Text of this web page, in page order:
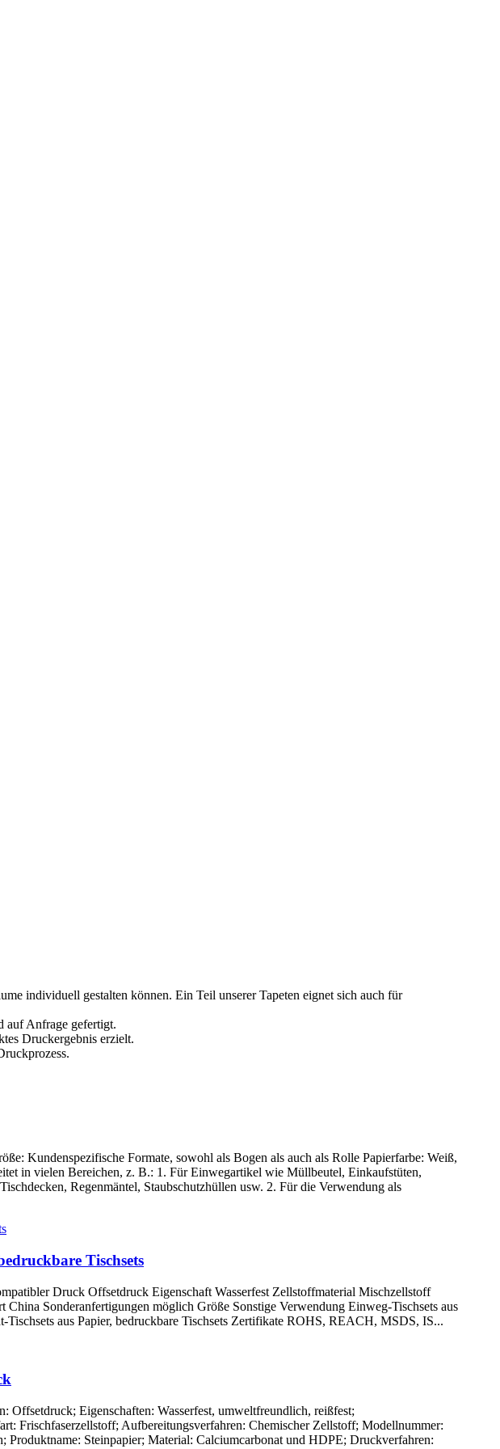
individuell gestalten können. Ein Teil unserer Tapeten eignet sich auch für
auf Anfrage gefertigt.
Druckergebnis erzielt.
Kundenspezifische Formate, sowohl als Bogen als auch als Rolle Papierfarbe: Weiß,
in vielen Bereichen, z. B.: 1. Für Einwegartikel wie Müllbeutel, Einkaufstüten,
Regenmäntel, Staubschutzhüllen usw. 2. Für die Verwendung als
Tischsets
Druck Offsetdruck Eigenschaft Wasserfest Zellstoffmaterial Mischzellstoff
Sonderanfertigungen möglich Größe Sonstige Verwendung Einweg-Tischsets aus
Tischsets aus Papier, bedruckbare Tischsets Zertifikate ROHS, REACH, MSDS, IS...
Eigenschaften: Wasserfest, umweltfreundlich, reißfest;
Frischfaserzellstoff; Aufbereitungsverfahren: Chemischer Zellstoff; Modellnummer:
Steinpapier; Material: Calciumcarbonat und HDPE; Druckverfahren: